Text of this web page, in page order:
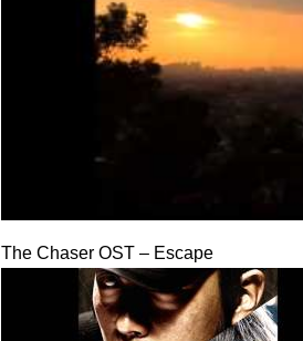
The Chaser OST – Escape